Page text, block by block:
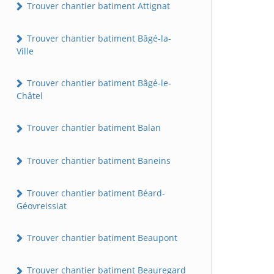
Trouver chantier batiment Attignat
Trouver chantier batiment Bâgé-la-
Ville
Trouver chantier batiment Bâgé-le-
Châtel
Trouver chantier batiment Balan
Trouver chantier batiment Baneins
Trouver chantier batiment Béard-
Géovreissiat
Trouver chantier batiment Beaupont
Trouver chantier batiment Beauregard